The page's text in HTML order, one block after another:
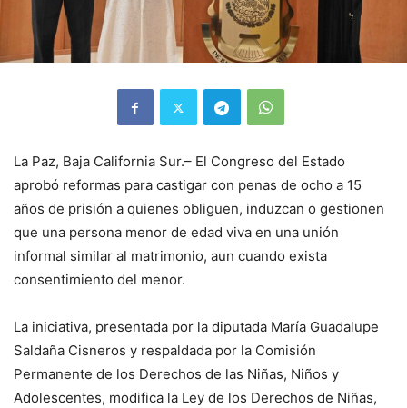
La Paz, Baja California Sur.– El Congreso del Estado
aprobó reformas para castigar con penas de ocho a 15
años de prisión a quienes obliguen, induzcan o gestionen
que una persona menor de edad viva en una unión
informal similar al matrimonio, aun cuando exista
consentimiento del menor.
La iniciativa, presentada por la diputada María Guadalupe
Saldaña Cisneros y respaldada por la Comisión
Permanente de los Derechos de las Niñas, Niños y
Adolescentes, modifica la Ley de los Derechos de Niñas,